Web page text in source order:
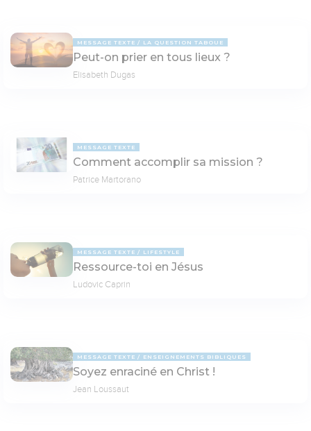
MESSAGE TEXTE LA QUESTION TABOUE
Peut-on prier en tous lieux ?
Elisabeth Dugas
MESSAGE TEXTE
Comment accomplir sa mission ?
Patrice Martorano
MESSAGE TEXTE LIFESTYLE
Ressource-toi en Jésus
Ludovic Caprin
MESSAGE TEXTE ENSEIGNEMENTS BIBLIQUES
Soyez enraciné en Christ !
Jean Loussaut